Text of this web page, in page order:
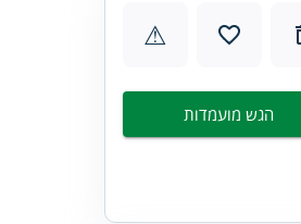
⚠
הגש מועמדות